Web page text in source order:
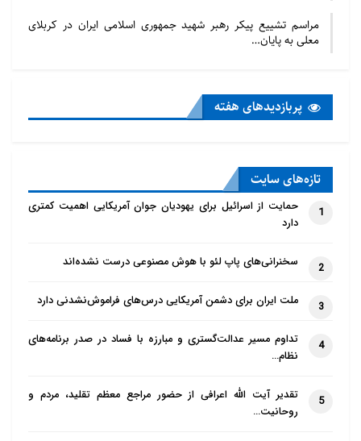
مراسم تشییع پیکر رهبر شهید جمهوری اسلامی ایران در کربلای
معلی به پایان…
پربازدید‌های هفته
تازه‌‌های سایت
1
حمایت از اسرائیل برای یهودیان جوان آمریکایی اهمیت کمتری
دارد
2 سخنرانی‌های پاپ لئو با هوش مصنوعی درست نشده‌اند
3 ملت ایران برای دشمن آمریکایی درس‌های فراموش‌نشدنی دارد
4
تداوم مسیر عدالت‌گستری و مبارزه با فساد در صدر برنامه‌های
نظام…
5
تقدیر آیت الله اعرافی از حضور مراجع معظم تقلید، مردم و
روحانیت…